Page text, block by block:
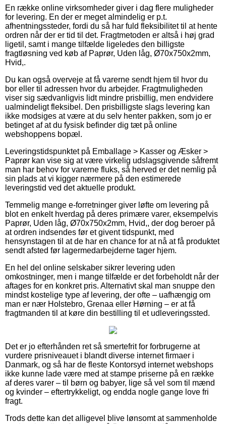
En række online virksomheder giver i dag flere muligheder
for levering. En der er meget almindelig er p.t.
afhentningssteder, fordi du så har fuld fleksibilitet til at hente
ordren når der er tid til det. Fragtmetoden er altså i høj grad
ligetil, samt i mange tilfælde ligeledes den billigste
fragtløsning ved køb af Paprør, Uden låg, Ø70x750x2mm,
Hvid,.
Du kan også overveje at få varerne sendt hjem til hvor du
bor eller til adressen hvor du arbejder. Fragtmuligheden
viser sig sædvanligvis lidt mindre prisbillig, men endvidere
ualmindeligt fleksibel. Den prisbilligste slags levering kan
ikke modsiges at være at du selv henter pakken, som jo er
betinget af at du fysisk befinder dig tæt på online
webshoppens bopæl.
Leveringstidspunktet på Emballage > Kasser og Æsker >
Paprør kan vise sig at være virkelig udslagsgivende såfremt
man har behov for varerne fluks, så herved er det nemlig på
sin plads at vi kigger nærmere på den estimerede
leveringstid ved det aktuelle produkt.
Temmelig mange e-forretninger giver løfte om levering på
blot en enkelt hverdag på deres primære varer, eksempelvis
Paprør, Uden låg, Ø70x750x2mm, Hvid,, der dog beroer på
at ordren indsendes før et givent tidspunkt, med
hensynstagen til at de har en chance for at nå at få produktet
sendt afsted før lagermedarbejderne tager hjem.
En hel del online selskaber sikrer levering uden
omkostninger, men i mange tilfælde er det forbeholdt når der
aftages for en konkret pris. Alternativt skal man snuppe den
mindst kostelige type af levering, der ofte – uafhængig om
man er nær Holstebro, Grenaa eller Hørning – er at få
fragtmanden til at køre din bestilling til et udleveringssted.
Det er jo efterhånden ret så smertefrit for forbrugerne at
vurdere prisniveauet i blandt diverse internet firmaer i
Danmark, og så har de fleste Kontorsyd internet webshops
ikke kunne lade være med at stampe priserne på en række
af deres varer – til børn og babyer, lige så vel som til mænd
og kvinder – eftertrykkeligt, og endda nogle gange love fri
fragt.
Trods dette kan det alligevel blive lønsomt at sammenholde